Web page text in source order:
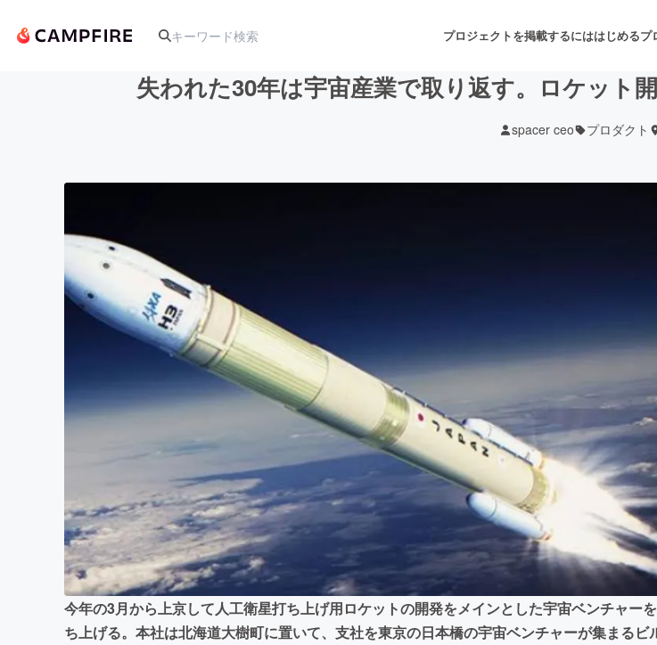
プロジェクトを掲載するにははじめるプ
テクノロジー・ガジェット
映像・映画
ビジネス・起業 チャレンジ
まちづくり・地域活性化
CAMPFIRE for Social Good
CAMPFIREふるさと納税machi-ya
失われた30年は宇宙産業で取り返す。ロケット
spacer ceo プロダクト
今年の3月から上京して人工衛星打ち上げ用ロケットの開発をメインとした宇宙ベンチャー
ち上げる。本社は北海道大樹町に置いて、支社を東京の日本橋の宇宙ベンチャーが集まるビ